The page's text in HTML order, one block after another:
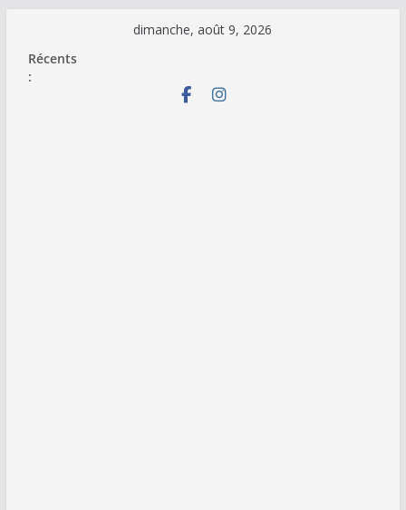
contenu
dimanche, août 9, 2026
Récents
: